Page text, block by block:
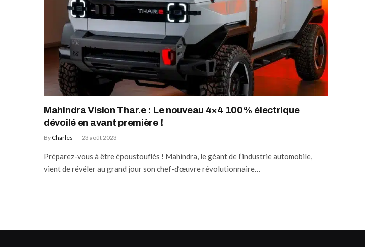
Mahindra Vision Thar.e : Le nouveau 4×4 100% électrique
dévoilé en avant première !
By Charles 23 août 2023
Préparez-vous à être époustouflés ! Mahindra, le géant de l’industrie automobile,
vient de révéler au grand jour son chef-d’œuvre révolutionnaire…